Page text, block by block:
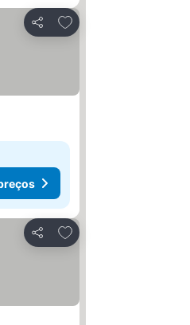
Partilhar
Adicionar aos favoritos
Partilhar
Adicionar aos favoritos